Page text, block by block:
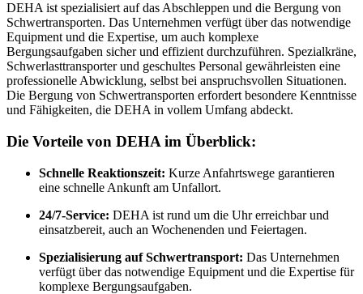
DEHA ist spezialisiert auf das Abschleppen und die Bergung von
Schwertransporten. Das Unternehmen verfügt über das notwendige
Equipment und die Expertise, um auch komplexe
Bergungsaufgaben sicher und effizient durchzuführen. Spezialkräne,
Schwerlasttransporter und geschultes Personal gewährleisten eine
professionelle Abwicklung, selbst bei anspruchsvollen Situationen.
Die Bergung von Schwertransporten erfordert besondere Kenntnisse
und Fähigkeiten, die DEHA in vollem Umfang abdeckt.
Die Vorteile von DEHA im Überblick:
Schnelle Reaktionszeit: Kurze Anfahrtswege garantieren
eine schnelle Ankunft am Unfallort.
24/7-Service: DEHA ist rund um die Uhr erreichbar und
einsatzbereit, auch an Wochenenden und Feiertagen.
Spezialisierung auf Schwertransport: Das Unternehmen
verfügt über das notwendige Equipment und die Expertise für
komplexe Bergungsaufgaben.